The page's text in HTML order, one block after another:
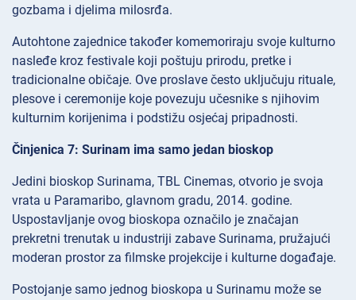
gozbama i djelima milosrđa.
Autohtone zajednice također komemoriraju svoje kulturno
nasleđe kroz festivale koji poštuju prirodu, pretke i
tradicionalne običaje. Ove proslave često uključuju rituale,
plesove i ceremonije koje povezuju učesnike s njihovim
kulturnim korijenima i podstižu osjećaj pripadnosti.
Činjenica 7: Surinam ima samo jedan bioskop
Jedini bioskop Surinama, TBL Cinemas, otvorio je svoja
vrata u Paramaribo, glavnom gradu, 2014. godine.
Uspostavljanje ovog bioskopa označilo je značajan
prekretni trenutak u industriji zabave Surinama, pružajući
moderan prostor za filmske projekcije i kulturne događaje.
Postojanje samo jednog bioskopa u Surinamu može se